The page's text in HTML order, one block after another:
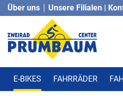
Über uns Unsere Filialen |
E-BIKES FAHRRÄDER